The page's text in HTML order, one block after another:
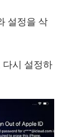
설정을 삭
시 설정하